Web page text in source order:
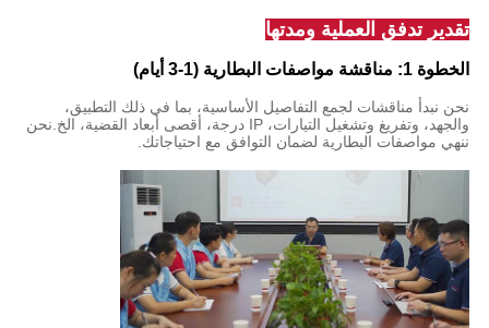
تقدير تدفق العملية ومدتها
الخطوة 1: مناقشة مواصفات البطارية (1-3 أيام)
نحن نبدأ مناقشات لجمع التفاصيل الأساسية، بما في ذلك التطبيق،
والجهد، وتفريغ وتشغيل التيارات، IP درجة، أقصى أبعاد القضية، الخ.نحن
ننهي مواصفات البطارية لضمان التوافق مع احتياجاتك.